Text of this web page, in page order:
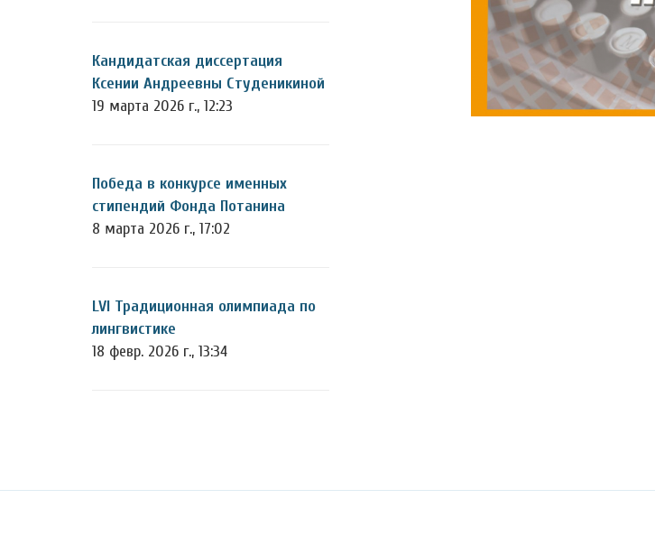
Кандидатская диссертация
Ксении Андреевны Студеникиной
19 марта 2026 г., 12:23
Победа в конкурсе именных
стипендий Фонда Потанина
8 марта 2026 г., 17:02
LVI Традиционная олимпиада по
лингвистике
18 февр. 2026 г., 13:34